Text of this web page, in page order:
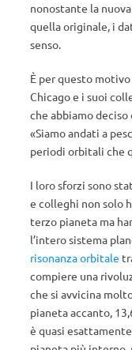
nonostante la
quella originale, i
senso.
È per questo motivo
Chicago e i suoi
che abbiamo deciso
«Siamo andati a
periodi orbitali che
I loro sforzi sono
e colleghi non solo
terzo pianeta ma
l’intero sistema
risonanza orbitale
compiere una
che si avvicina
pianeta accanto,
è quasi